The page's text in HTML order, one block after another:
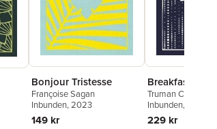
Bonjour Tristesse
Françoise Sagan
Inbunden, 2023
149 kr
Breakfast at
Truman Capote
Inbunden, 2022
229 kr